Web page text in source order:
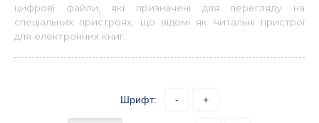
цифрові файли, які призначені для перегляду на
спеціальних пристроях, що відомі як читальні пристрої
для електронних книг.
Шрифт: - +